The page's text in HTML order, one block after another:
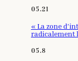
05.21
« La zone
radicalement
05.8